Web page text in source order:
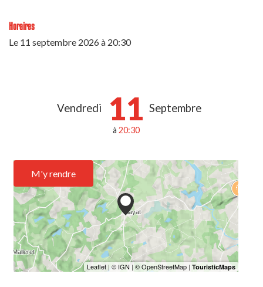
Horaires
Le 11 septembre 2026à 20:30
Vendredi 11 Septembre
à 20:30
M'y rendre